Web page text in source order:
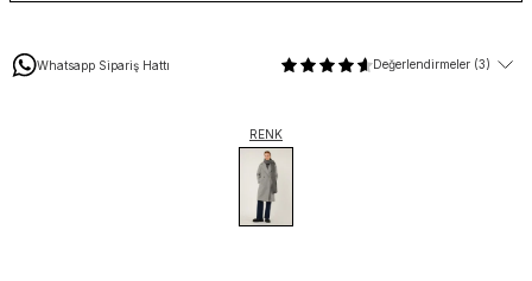
Whatsapp Sipariş Hattı Değerlendirmeler (3)
RENK